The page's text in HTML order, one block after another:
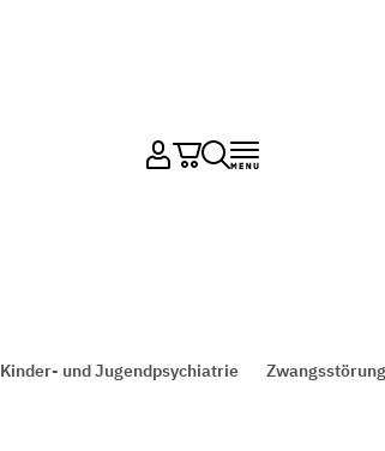
Kinder- und Jugendpsychiatrie